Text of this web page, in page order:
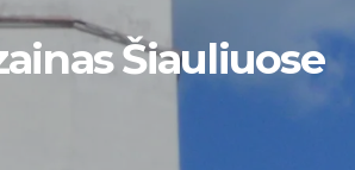
Šiauliuose